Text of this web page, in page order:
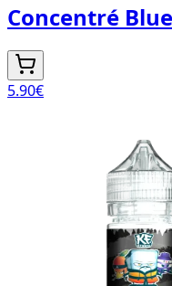
Concentré
5.90€